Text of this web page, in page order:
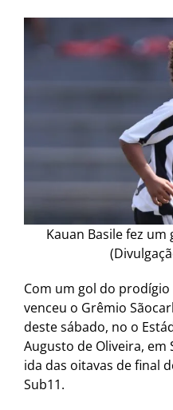
Kauan Basile fez um
Com um gol do prodígio
venceu o Grêmio
deste sábado, no o
Augusto de Oliveira, em
ida das oitavas de final
Sub11.